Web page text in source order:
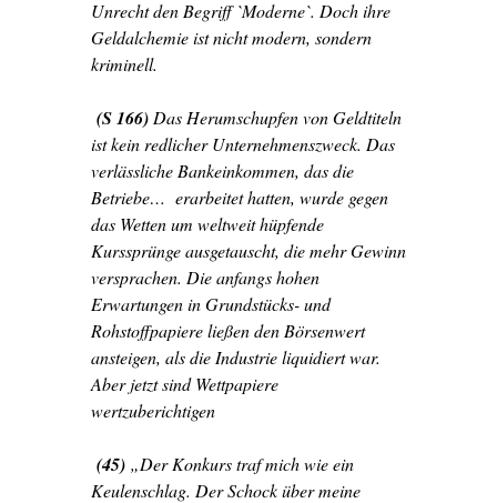
Unrecht den Begriff `Moderne`. Doch ihre
Geldalchemie ist nicht modern, sondern
kriminell.
(S 166) Das Herumschupfen von Geldtiteln
ist kein redlicher Unternehmenszweck. Das
verlässliche Bankeinkommen, das die
Betriebe… erarbeitet hatten, wurde gegen
das Wetten um weltweit hüpfende
Kurssprünge ausgetauscht, die mehr Gewinn
versprachen. Die anfangs hohen
Erwartungen in Grundstücks- und
Rohstoffpapiere ließen den Börsenwert
ansteigen, als die Industrie liquidiert war.
Aber jetzt sind Wettpapiere
wertzuberichtigen
(45) „Der Konkurs traf mich wie ein
Keulenschlag. Der Schock über meine